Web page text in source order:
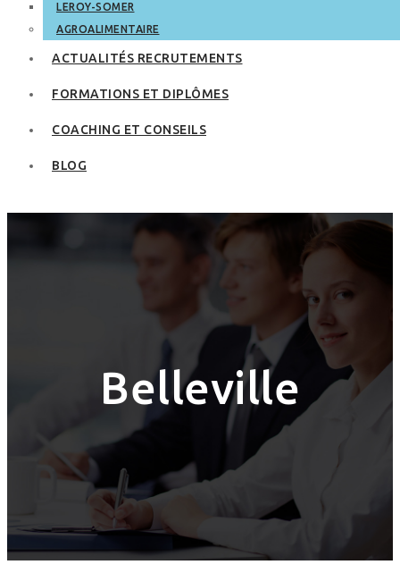
LEROY-SOMER
AGROALIMENTAIRE
ACTUALITÉS RECRUTEMENTS
FORMATIONS ET DIPLÔMES
COACHING ET CONSEILS
BLOG
Belleville